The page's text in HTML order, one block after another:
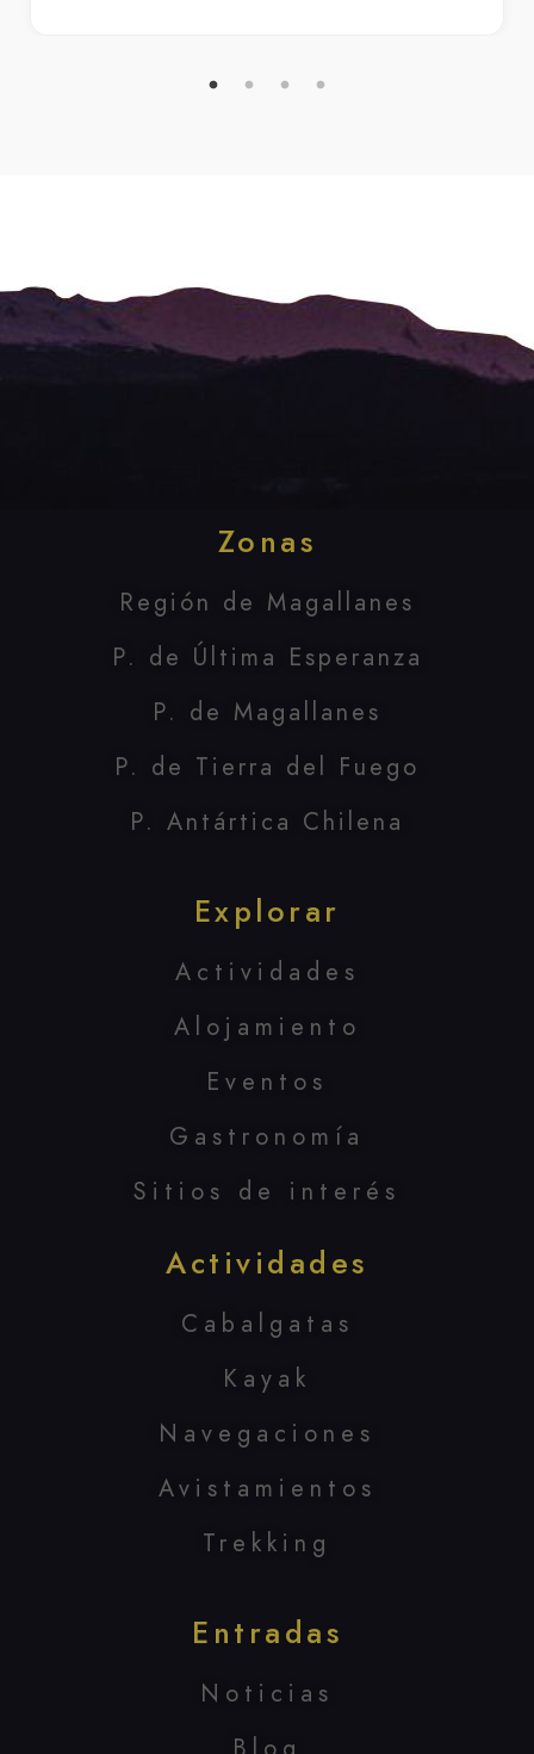
Zonas
Región de Magallanes
P. de Última Esperanza
P. de Magallanes
P. de Tierra del Fuego
P. Antártica Chilena
Explorar
Actividades
Alojamiento
Eventos
Gastronomía
Sitios de interés
Actividades
Cabalgatas
Kayak
Navegaciones
Avistamientos
Trekking
Entradas
Noticias